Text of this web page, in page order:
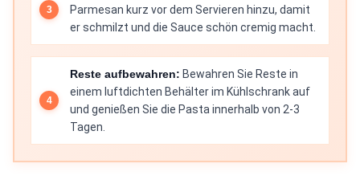
Parmesan kurz vor dem Servieren hinzu, damit
er schmilzt und die Sauce schön cremig macht.
Reste aufbewahren: Bewahren Sie Reste in
einem luftdichten Behälter im Kühlschrank auf
und genießen Sie die Pasta innerhalb von 2-3
Tagen.